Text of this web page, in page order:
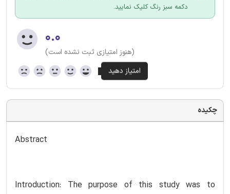
دکمه سبز رنگ کلیک نمایید.
۰.۰
(هنوز امتیازی ثبت نشده است)
چکیده
Abstract
Introduction: The purpose of this study was to